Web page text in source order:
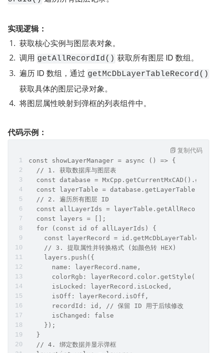
实现逻辑：
获取核心实例与图层表对象。
调用 getAllRecordId() 获取所有图层 ID 数组。
遍历 ID 数组，通过 getMcDbLayerTableRecord()
获取具体的图层记录对象。
将图层属性映射到弹框的列表组件中。
代码示例：
const showLayerManager = async () => {
  // 1. 获取数据库与图层表
const database =
  const layerTable = database.getLayerTable();
  // 2. 遍历所有图层 ID
const allLayerIds =
  const layers = [];
  for (const id of allLayerIds) {
const layerRecord =
    // 3. 提取属性并转换格式 (如颜色转 HEX)
    layers.push({
      name: layerRecord.name,
colorRgb: layerRecord.color.getStyle(), //
      isLocked: layerRecord.isLocked,
      isOff: layerRecord.isOff,
      recordId: id, // 保留 ID 用于后续修改
      isChanged: false
    });
  }
  // 4. 绑定数据并显示弹框
复制代码